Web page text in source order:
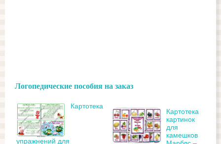
Логопедические пособия на заказ
Картотека
упражнений для
Картотека
картинок
для
камешков